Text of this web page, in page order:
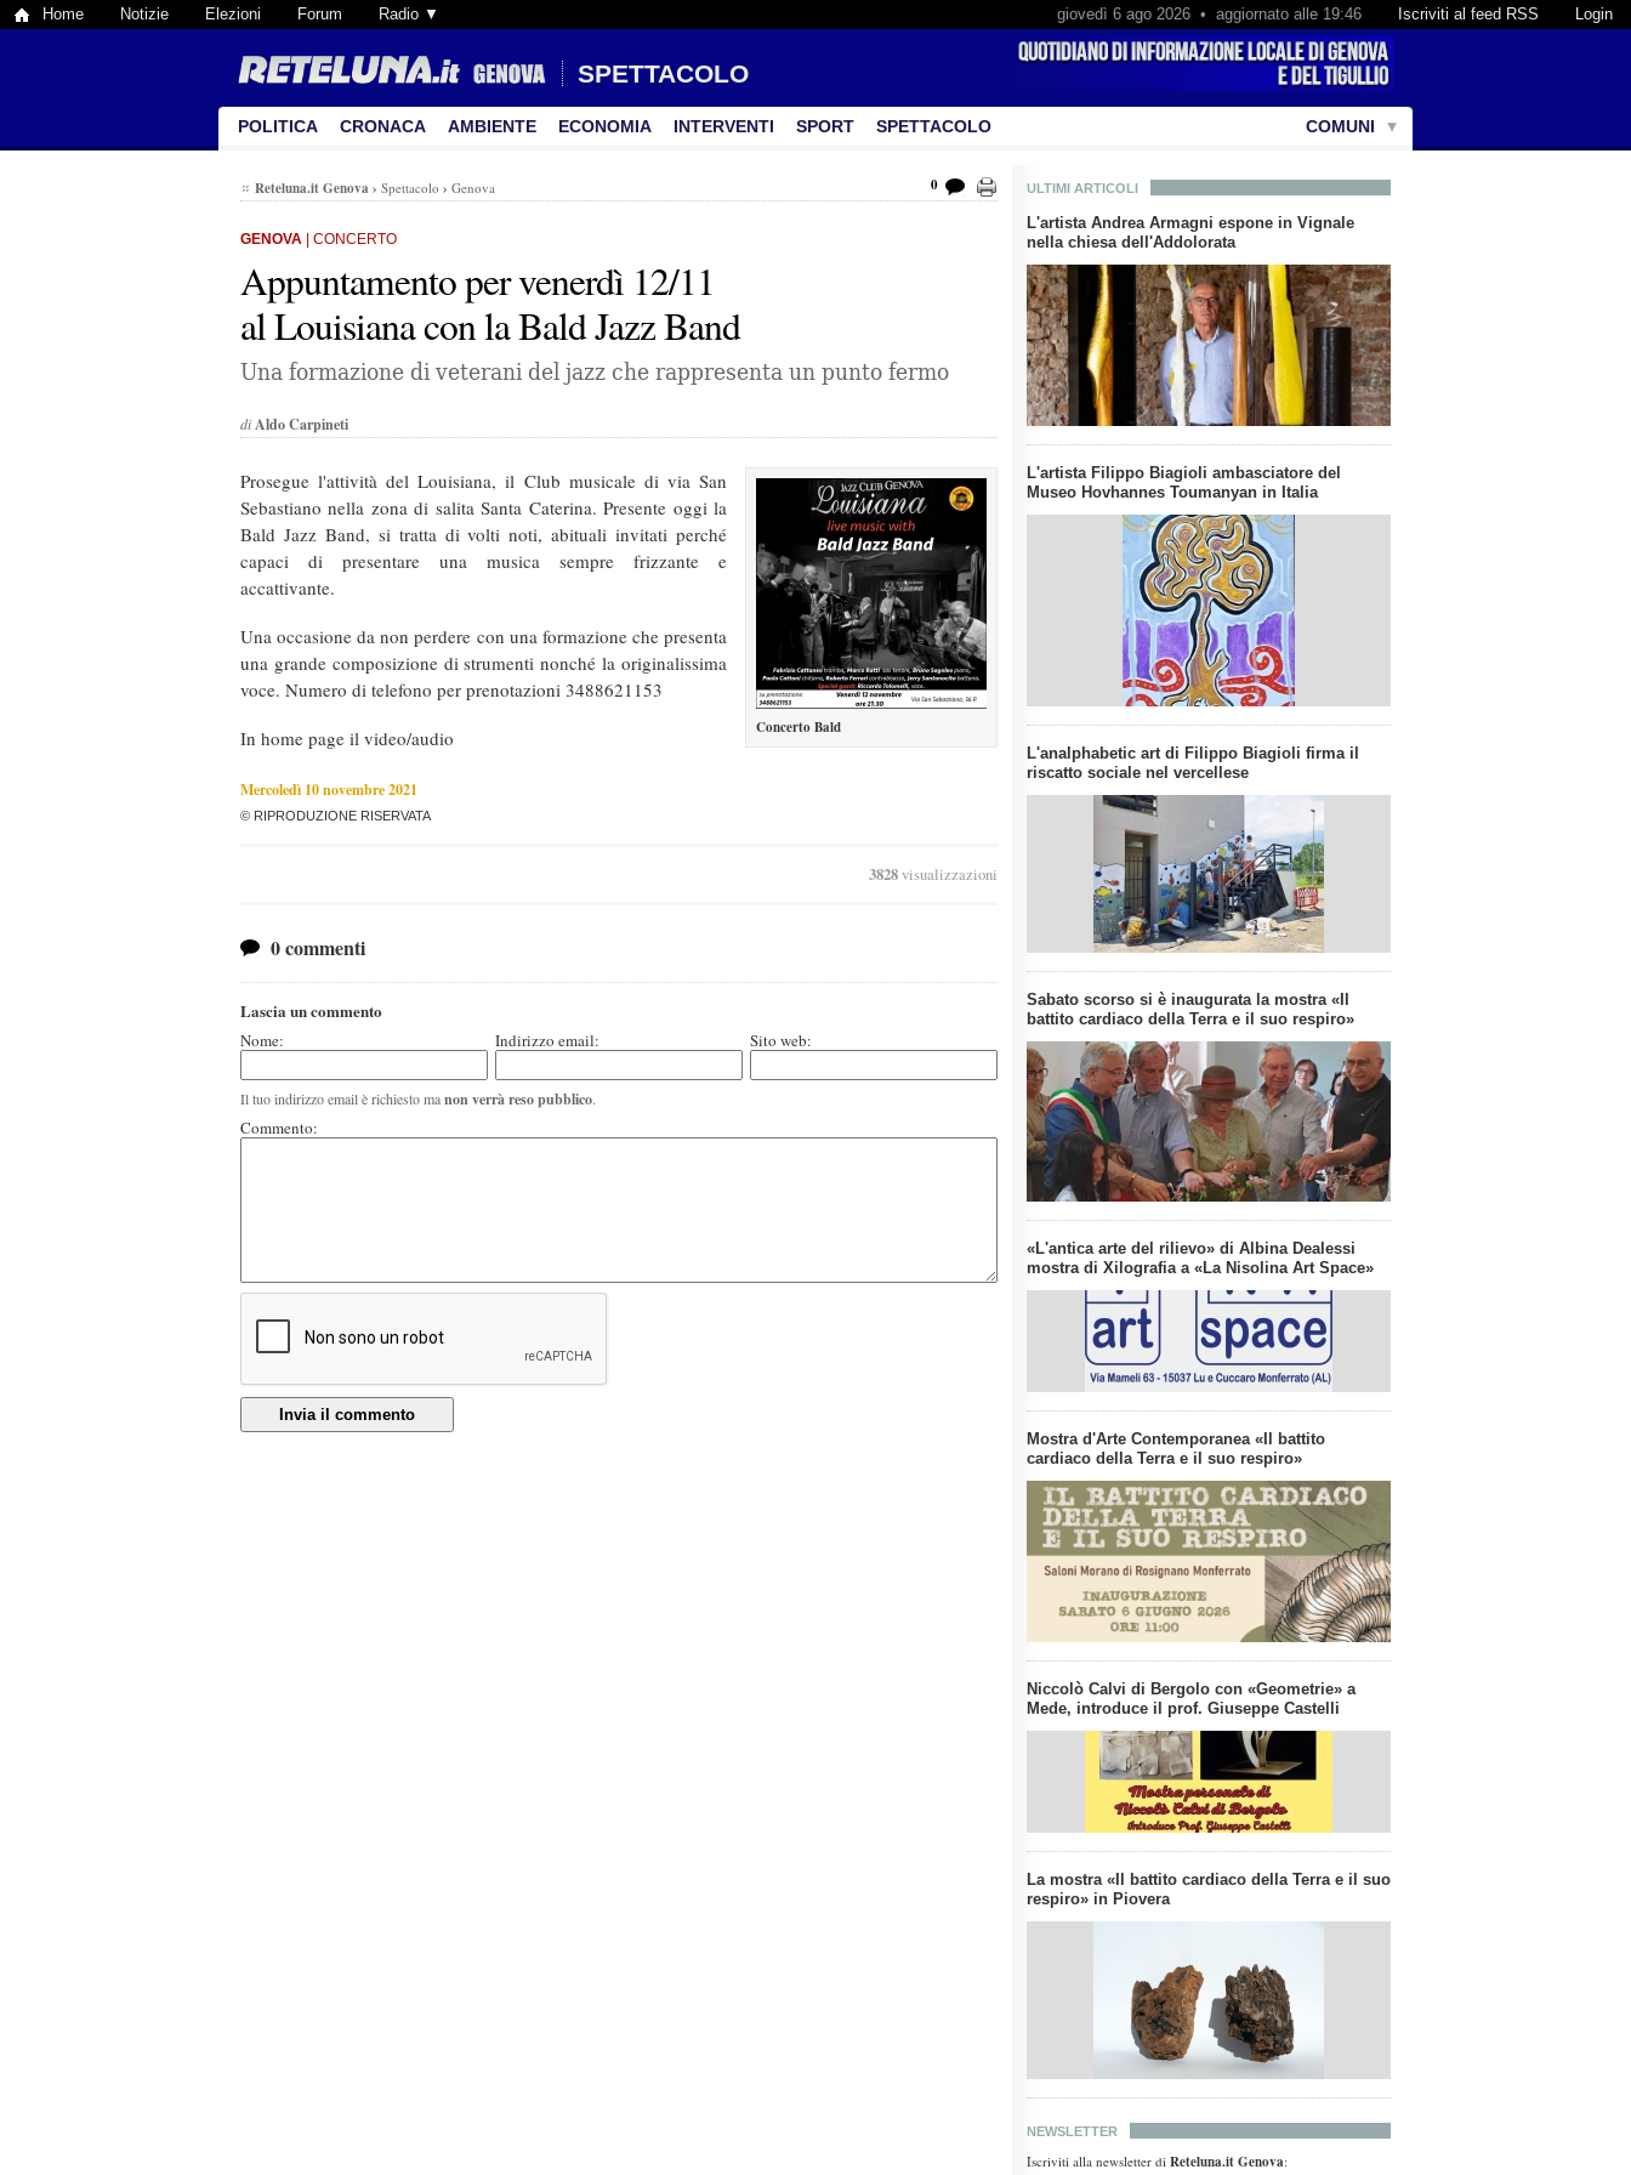
Home Notizie Elezioni Forum Radio ▼ Login
Iscriviti al feed RSS
giovedì 6 ago 2026 • aggiornato alle 19:46
SPETTACOLO
POLITICA CRONACA AMBIENTE ECONOMIA INTERVENTI SPORT SPETTACOLO COMUNI
ULTIMI ARTICOLI
L'artista Andrea Armagni espone in Vignale
nella chiesa dell'Addolorata
L'artista Filippo Biagioli ambasciatore del
Museo Hovhannes Toumanyan in Italia
L'analphabetic art di Filippo Biagioli firma il
riscatto sociale nel vercellese
Sabato scorso si è inaugurata la mostra «Il
battito cardiaco della Terra e il suo respiro»
«L'antica arte del rilievo» di Albina Dealessi
mostra di Xilografia a «La Nisolina Art Space»
Mostra d'Arte Contemporanea «Il battito
cardiaco della Terra e il suo respiro»
Niccolò Calvi di Bergolo con «Geometrie» a
Mede, introduce il prof. Giuseppe Castelli
La mostra «Il battito cardiaco della Terra e il suo
respiro» in Piovera
NEWSLETTER
Iscriviti alla newsletter di Reteluna.it Genova:
Reteluna.it Genova › Spettacolo › Genova 0
GENOVA | CONCERTO
Appuntamento per venerdì 12/11
al Louisiana con la Bald Jazz Band
Una formazione di veterani del jazz che rappresenta un punto fermo
diAldo Carpineti
Concerto Bald
Prosegue l'attività del Louisiana, il Club musicale di via San
Sebastiano nella zona di salita Santa Caterina. Presente oggi la
Bald Jazz Band, si tratta di volti noti, abituali invitati perché
capaci di presentare una musica sempre frizzante e
accattivante.
Una occasione da non perdere con una formazione che presenta
una grande composizione di strumenti nonché la originalissima
voce. Numero di telefono per prenotazioni 3488621153
In home page il video/audio
Mercoledì 10 novembre 2021
© RIPRODUZIONE RISERVATA
3828visualizzazioni
0 commenti
Lascia un commento
Nome: Indirizzo email: Sito web:
Il tuo indirizzo email è richiesto manon verrà reso pubblico.
Commento:
Invia il commento